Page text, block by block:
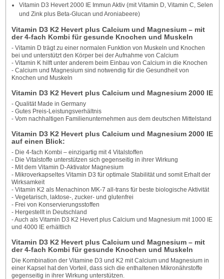
Vitamin D3 Hevert 2000 IE Immun Aktiv (mit Vitamin D, Vitamin C, Selen
und Zink plus Beta-Glucan und Aroniabeere)
Vitamin D3 K2 Hevert plus Calcium und Magnesium – mit
der 4-fach Kombi für gesunde Knochen und Muskeln
- Vitamin D trägt zu einer normalen Funktion von Muskeln und Knochen
bei und unterstützt den Körper bei der Aufnahme von Calcium
- Vitamin K hilft unter anderem beim Einbau von Calcium in die Knochen
- Calcium und Magnesium sind notwendig für die Gesundheit von
Knochen und Muskeln
Vitamin D3 K2 Hevert plus Calcium und Magnesium 2000 IE
- Qualität Made in Germany
- Gutes Preis-Leistungsverhältnis
- Vom nachhaltigen Familienunternehmen aus dem deutschen Mittelstand
Vitamin D3 K2 Hevert plus Calcium und Magnesium 2000 IE
auf einen Blick:
- Die 4-fach Kombi – einzigartig mit 4 Vitalstoffen
- Die Vitalstoffe unterstützen sich gegenseitig in ihrer Wirkung
- Mit dem Vitamin D-Aktivator Magnesium
- Mikroverkapseltes Vitamin D3 für optimale Stabilität und somit Erhalt der
Wirksamkeit
- Vitamin K2 als Menachinon MK-7 all-trans für beste biologische Aktivität
- Vegetarisch, laktose-, zucker- und glutenfrei
- Frei von Konservierungsstoffen
- Hergestellt in Deutschland
- Auch als Vitamin D3 K2 Hevert plus Calcium und Magnesium mit 1000 IE
und 4000 IE erhältlich
Vitamin D3 K2 Hevert plus Calcium und Magnesium – mit
der 4-fach Kombi für gesunde Knochen und Muskeln
Die Kombination der Vitamine D3 und K2 mit Calcium und Magnesium in
einer Kapsel hat den Vorteil, dass sich die enthaltenen Mikronährstoffe
gegenseitig in ihrer Wirkung unterstützen.